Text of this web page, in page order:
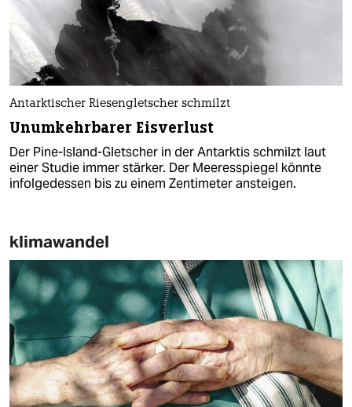
Antarktischer Riesengletscher schmilzt
Unumkehrbarer Eisverlust
Der Pine-Island-Gletscher in der Antarktis schmilzt laut
einer Studie immer stärker. Der Meeresspiegel könnte
infolgedessen bis zu einem Zentimeter ansteigen.
klimawandel